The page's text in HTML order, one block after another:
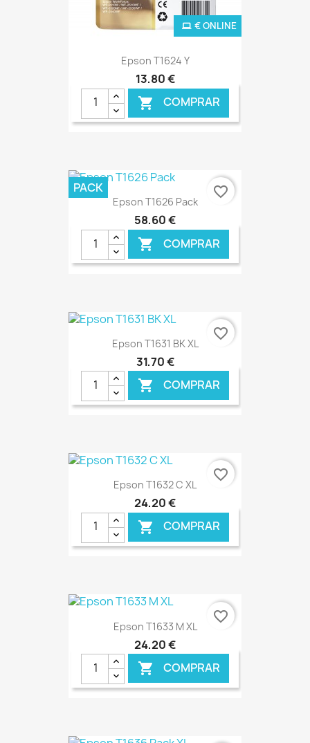
Epson T1624 Y
13,80 €
 COMPRAR
€ ONLINE
Epson T1626 Pack
58,60 €
 COMPRAR
€ ONLINE
PACK favorite_border
Epson T1631 BK XL
31,70 €
 COMPRAR
€ ONLINE
favorite_border
Epson T1632 C XL
24,20 €
 COMPRAR
€ ONLINE
favorite_border
Epson T1633 M XL
24,20 €
 COMPRAR
favorite_border